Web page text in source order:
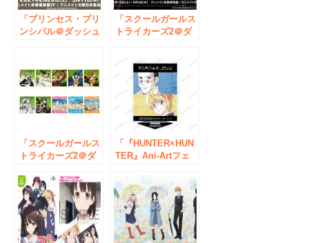
「プリンセス・プリ
ンシパル＠ダッシュ
オープン！オンライ
ンショップも同時開
催決定！
「スクールガールス
トライカーズ2＠ダ
大阪日本橋にて期間
限定オープン！
「スクールガールス
トライカーズ2＠ダ
メイト秋葉原別館・
大阪日本橋にて期間
限定オープン！
「『HUNTER×HUN
TER』Ani-Artフェ
の開催が決定！